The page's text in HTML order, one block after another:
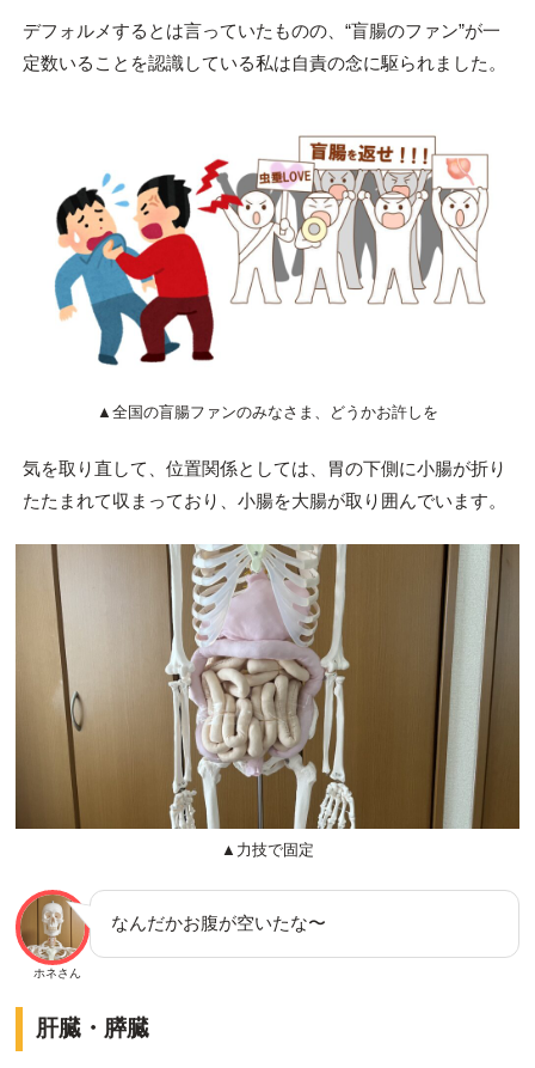
デフォルメするとは言っていたものの、“盲腸のファン”が一
定数いることを認識している私は自責の念に駆られました。
▲全国の盲腸ファンのみなさま、どうかお許しを
気を取り直して、位置関係としては、胃の下側に小腸が折り
たたまれて収まっており、小腸を大腸が取り囲んでいます。
▲力技で固定
ホネさん
なんだかお腹が空いたな〜
肝臓・膵臓